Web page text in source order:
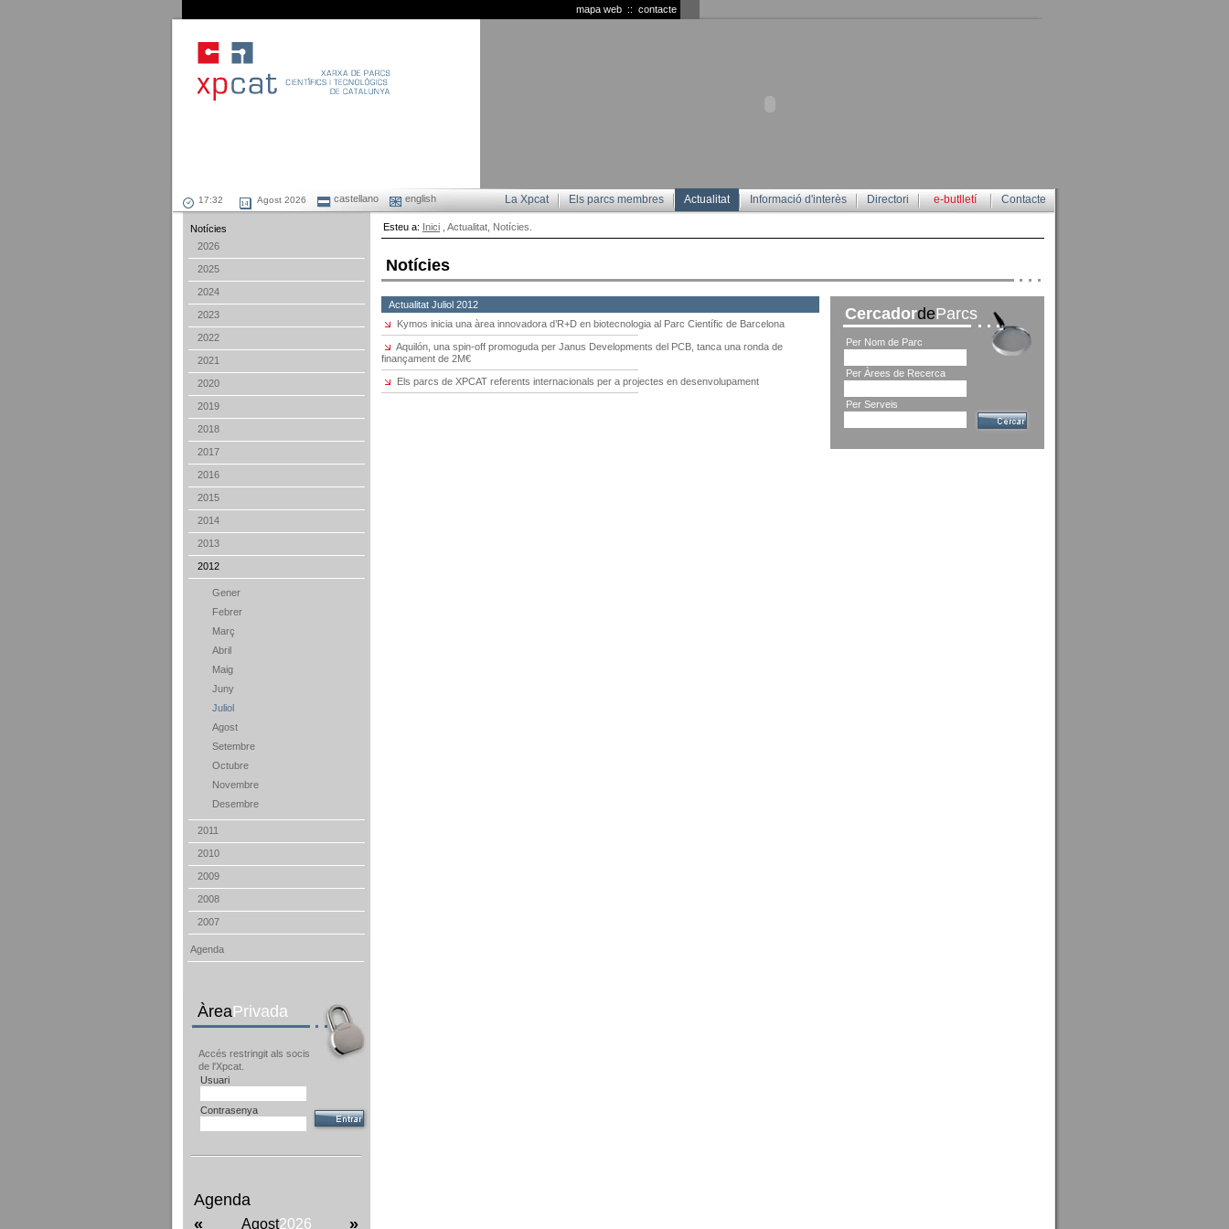
contacte
::
mapa web
Agost 2026 castellano english Contacte
e-butlletí
Directori
Informació d'interès
Actualitat
Els parcs membres
La Xpcat
Notícies
2026
2025
2024
2023
2022
2021
2020
2019
2018
2017
2016
2015
2014
2013
2012
Gener
Febrer
Març
Abril
Maig
Juny
Juliol
Agost
Setembre
Octubre
Novembre
Desembre
2011
2010
2009
2008
2007
Agenda
ÀreaPrivada
Accés restringit als socis
de l'Xpcat.
Usuari
Contrasenya
Agenda
«
Agost2026 »
Esteu a: Inici , Actualitat, Notícies.
Notícies
Actualitat Juliol 2012
Kymos inicia una àrea innovadora d’R+D en biotecnologia al Parc Científic de Barcelona
Aquilón, una spin-off promoguda per Janus Developments del PCB, tanca una ronda de
finançament de 2M€
Els parcs de XPCAT referents internacionals per a projectes en desenvolupament
CercadordeParcs
Per Nom de Parc
Per Àrees de Recerca
Per Serveis